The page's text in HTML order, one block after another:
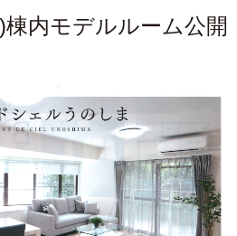
内モデルルーム公開